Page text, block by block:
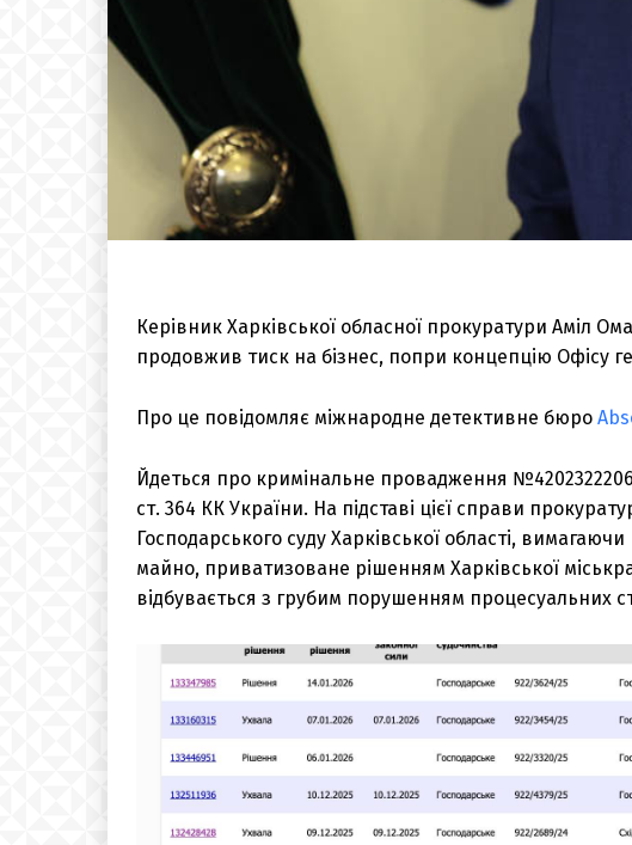
Керівник Харківської обласної прокуратури Аміл
продовжив тиск на бізнес, попри концепцію Офісу
Про це повідомляє міжнародне детективне бюро
Йдеться про кримінальне провадження
ст. 364 КК України. На підставі цієї справи
Господарського суду Харківської області,
майно, приватизоване рішенням Харківської
відбувається з грубим порушенням процесуальних